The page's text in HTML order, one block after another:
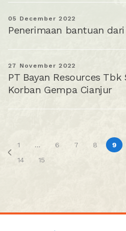
05 December 2022
Penerimaan bantuan
27 November 2022
PT Bayan Resources
Korban Gempa Cianjur
1 ... 6 7 8 9
14
15